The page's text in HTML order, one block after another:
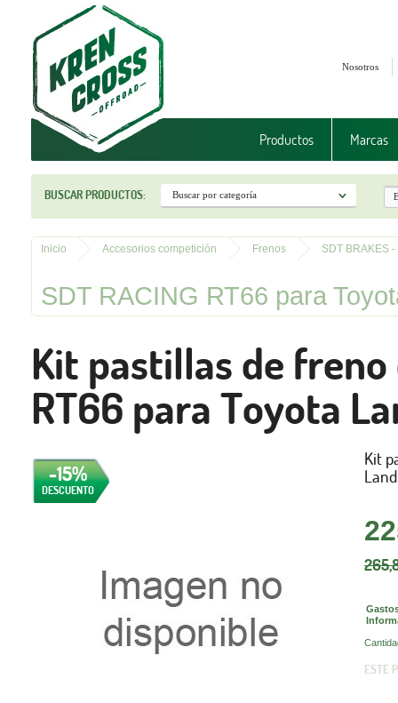
Nosotros
Productos Marcas
BUSCAR PRODUCTOS:
Inicio Accesorios competición Frenos SDT BRAKES
SDT RACING RT66 para
Kit pastillas de freno
RT66 para Toyota
-15%
DESCUENTO
Kit
ESTE